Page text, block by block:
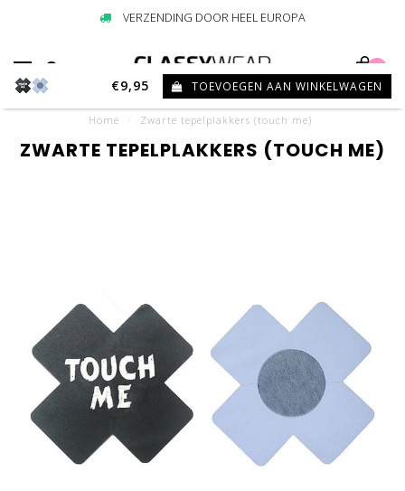
VERZENDING DOOR HEEL EUROPA
Home Zwarte tepelplakkers (touch me)
€9,95 TOEVOEGEN AAN WINKELWAGEN
ZWARTE TEPELPLAKKERS (TOUCH ME)